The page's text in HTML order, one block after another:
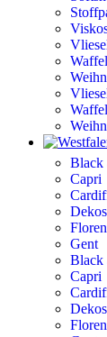
Black
Capri
Gent
Black
Capri